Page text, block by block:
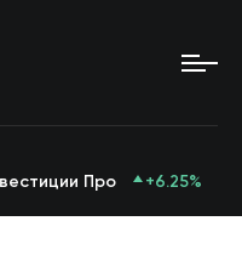
Про +6.25%